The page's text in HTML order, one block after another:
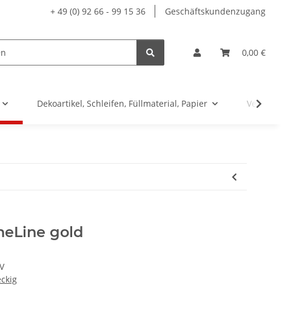
+ 49 (0) 92 66 - 99 15 36 Geschäftskundenzugang
0,00 €
Dekoartikel, Schleifen, Füllmaterial, Papier
gold